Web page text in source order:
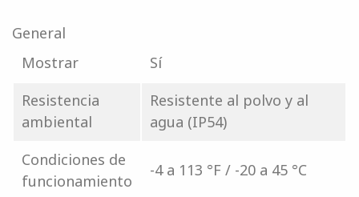
General
Mostrar
Sí
Resistencia
ambiental
Resistente al polvo y al
agua (IP54)
Condiciones de
funcionamiento
-4 a 113 °F / -20 a 45 °C